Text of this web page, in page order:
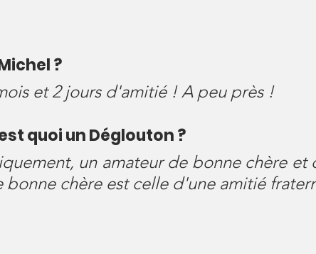
?
et 2 jours d'amitié ! A peu près !
quoi un Déglouton ?
un amateur de bonne chère et
bonne chère est celle d'une amitié